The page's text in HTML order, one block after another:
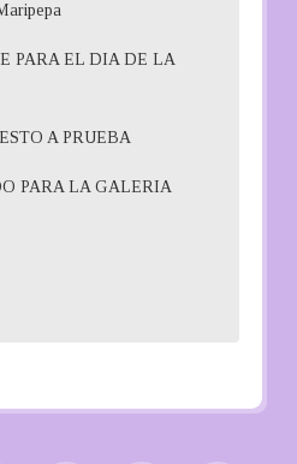
PARA EL DIA DE LA
A PRUEBA
PARA LA GALERIA